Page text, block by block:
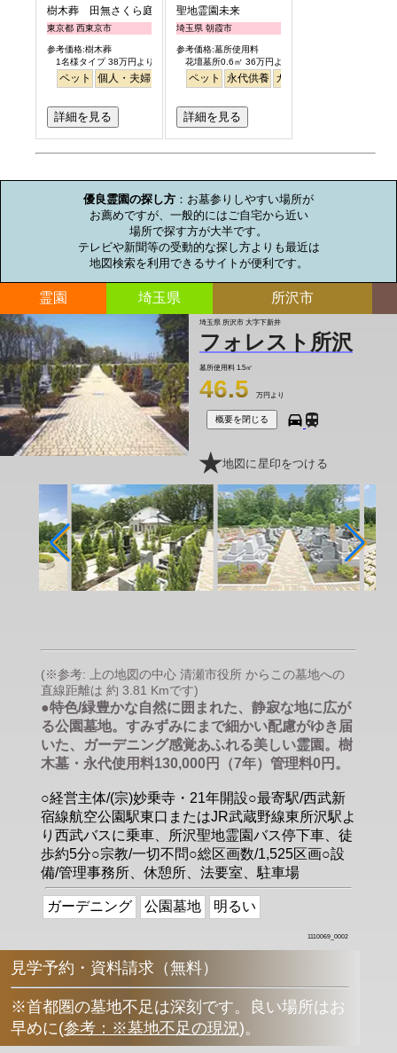
樹木葬 田無さくら庭園
東京都 西東京市
参考価格:樹木葬
1名様タイプ 38万円より
ペット 個人・夫婦 永代供養 樹木葬 公園墓地
詳細を見る
聖地霊園未来
埼玉県 朝霞市
参考価格:墓所使用料
花壇墓所0.6㎡ 36万円より
ペット 永代供養 ガーデニング
詳細を見る
優良霊園の探し方 ：お墓参りしやすい場所が
お薦めですが、一般的にはご自宅から近い
場所で探す方が大半です。
テレビや新聞等の受動的な探し方よりも最近は
地図検索を利用できるサイトが便利です。
霊園 埼玉県 所沢市
埼玉県 所沢市 大字下新井
フォレスト所沢
墓所使用料 1.5㎡
46.5 万円より
概要を閉じる
地図に星印をつける
(※参考: 上の地図の中心 清瀬市役所 からこの墓地への
直線距離は 約 3.81 Kmです)
●特色/緑豊かな自然に囲まれた、静寂な地に広が
る公園墓地。すみずみにまで細かい配慮がゆき届
いた、ガーデニング感覚あふれる美しい霊園。樹
木墓・永代使用料130,000円（7年）管理料0円。
○経営主体/(宗)妙乗寺・21年開設○最寄駅/西武新
宿線航空公園駅東口またはJR武蔵野線東所沢駅よ
り西武バスに乗車、所沢聖地霊園バス停下車、徒
歩約5分○宗教/一切不問○総区画数/1,525区画○設
備/管理事務所、休憩所、法要室、駐車場
ガーデニング 公園墓地 明るい
1110069_0002
見学予約・資料請求（無料）
※首都圏の墓地不足は深刻です。良い場所はお
早めに(参考：※墓地不足の現況)。